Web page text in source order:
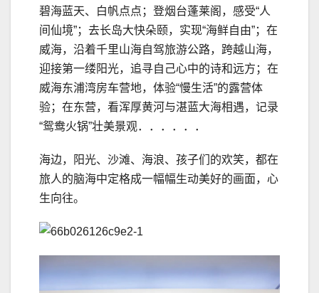
碧海蓝天、白帆点点；登烟台蓬莱阁，感受“人
间仙境”；去长岛大快朵颐，实现“海鲜自由”；在
威海，沿着千里山海自驾旅游公路，跨越山海，
迎接第一缕阳光，追寻自己心中的诗和远方；在
威海东浦湾房车营地，体验“慢生活”的露营体
验；在东营，看浑厚黄河与湛蓝大海相遇，记录
“鸳鸯火锅”壮美景观．．．．．．
海边，阳光、沙滩、海浪、孩子们的欢笑，都在
旅人的脑海中定格成一幅幅生动美好的画面，心
生向往。